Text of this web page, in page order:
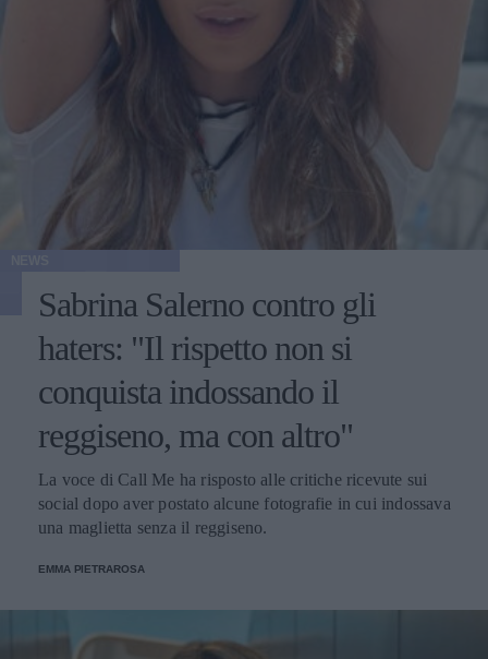
Sabrina Salerno contro gli
haters: "Il rispetto non si
conquista indossando il
reggiseno, ma con altro"
La voce di Call Me ha risposto alle critiche ricevute sui
social dopo aver postato alcune fotografie in cui indossava
una maglietta senza il reggiseno.
EMMA PIETRAROSA